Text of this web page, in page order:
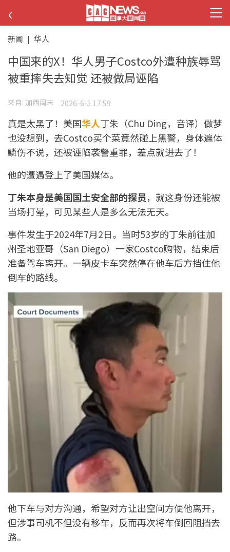
‹
新闻 | 华人
中国来的X！华人男子Costco外遭种族辱骂
被重摔失去知觉 还被做局诬陷
来自: 加西周末 2026-6-5 17:59
真是太黑了！美国华人丁朱（Chu Ding，音译）做梦
也没想到，去Costco买个菜竟然碰上黑警，身体遍体
鳞伤不说，还被诬陷袭警重罪，差点就进去了！
他的遭遇登上了美国媒体。
丁朱本身是美国国土安全部的探员，就这身份还能被
当场打晕，可见某些人是多么无法无天。
事件发生于2024年7月2日。当时53岁的丁朱前往加
州圣地亚哥（San Diego）一家Costco购物，结束后
准备驾车离开。一辆皮卡车突然停在他车后方挡住他
倒车的路线。
他下车与对方沟通，希望对方让出空间方便他离开，
但涉事司机不但没有移车，反而再次将车倒回阻挡去
路。